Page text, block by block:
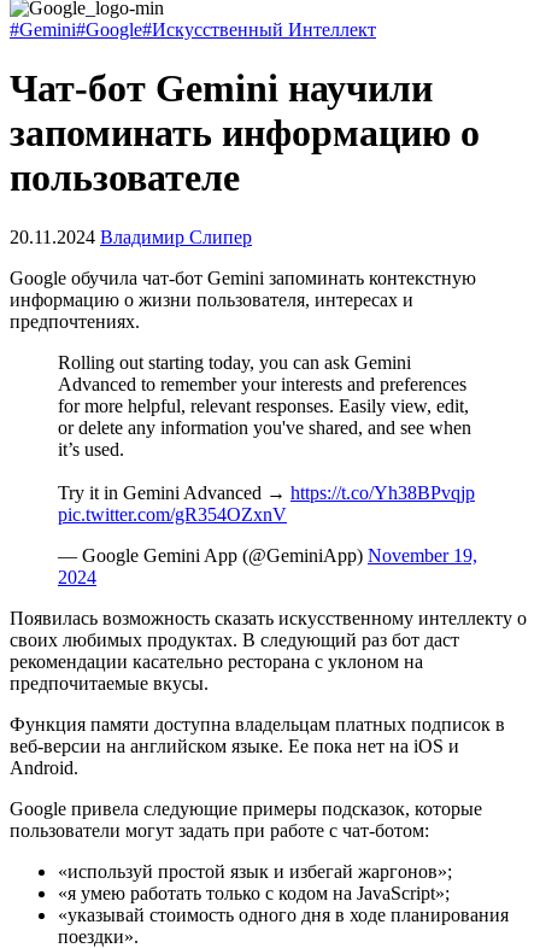
#Gemini#Google#Искусственный Интеллект
Чат-бот Gemini научили
запоминать информацию о
пользователе
20.11.2024 Владимир Слипер
Google обучила чат-бот Gemini запоминать контекстную
информацию о жизни пользователя, интересах и
предпочтениях.
Rolling out starting today, you can ask Gemini
Advanced to remember your interests and preferences
for more helpful, relevant responses. Easily view, edit,
or delete any information you've shared, and see when
it’s used.
Try it in Gemini Advanced → https://t.co/Yh38BPvqjp
pic.twitter.com/gR354OZxnV
— Google Gemini App (@GeminiApp) November 19,
2024
Появилась возможность сказать искусственному интеллекту о
своих любимых продуктах. В следующий раз бот даст
рекомендации касательно ресторана с уклоном на
предпочитаемые вкусы.
Функция памяти доступна владельцам платных подписок в
веб-версии на английском языке. Ее пока нет на iOS и
Android.
Google привела следующие примеры подсказок, которые
пользователи могут задать при работе с чат-ботом:
«используй простой язык и избегай жаргонов»;
«я умею работать только с кодом на JavaScript»;
«указывай стоимость одного дня в ходе планирования
поездки».